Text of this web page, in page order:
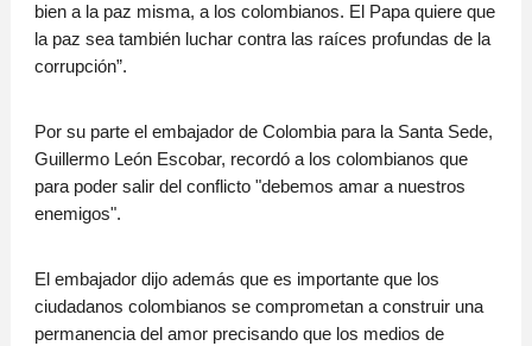
bien a la paz misma, a los colombianos. El Papa quiere que
la paz sea también luchar contra las raíces profundas de la
corrupción”.
Por su parte el embajador de Colombia para la Santa Sede,
Guillermo León Escobar, recordó a los colombianos que
para poder salir del conflicto "debemos amar a nuestros
enemigos".
El embajador dijo además que es importante que los
ciudadanos colombianos se comprometan a construir una
permanencia del amor precisando que los medios de